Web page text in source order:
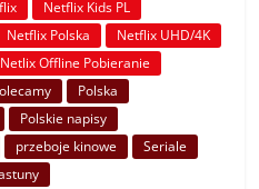
Netflix Kids PL
Netflix Polska
Netflix UHD/4K
Netlix Offline Pobieranie
Polska
Polskie napisy
przeboje kinowe
Seriale